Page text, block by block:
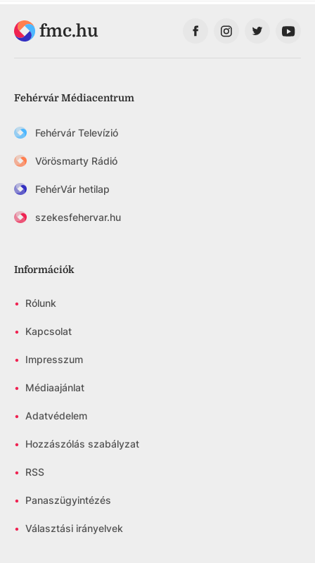
fmc.hu
Fehérvár Médiacentrum
Fehérvár Televízió
Vörösmarty Rádió
FehérVár hetilap
szekesfehervar.hu
Információk
• Rólunk
• Kapcsolat
• Impresszum
• Médiaajánlat
• Adatvédelem
• Hozzászólás szabályzat
• RSS
• Panaszügyintézés
• Választási irányelvek